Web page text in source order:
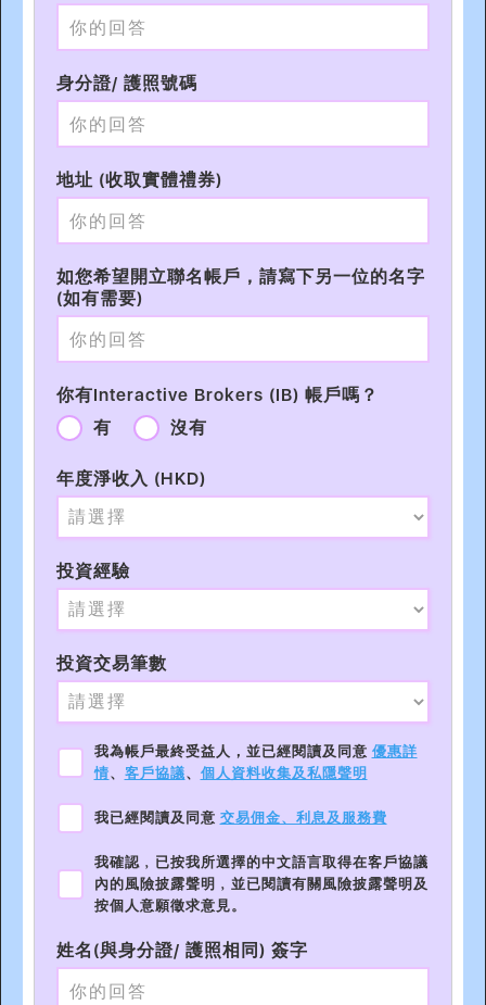
身分證/ 護照號碼
地址 (收取實體禮券)
如您希望開立聯名帳戶，請寫下另一位的名字
(如有需要)
你有Interactive Brokers (IB) 帳戶嗎？
有
沒有
年度淨收入 (HKD)
投資經驗
投資交易筆數
我為帳戶最終受益人，並已經閱讀及同意 優惠詳
情、 客戶協議、 個人資料收集及私隱聲明
我已經閱讀及同意 交易佣金、利息及服務費
我確認﹐已按我所選擇的中文語言取得在客戶協議
內的風險披露聲明﹐並已閱讀有關風險披露聲明及
按個人意願徵求意見。
姓名(與身分證/ 護照相同) 簽字